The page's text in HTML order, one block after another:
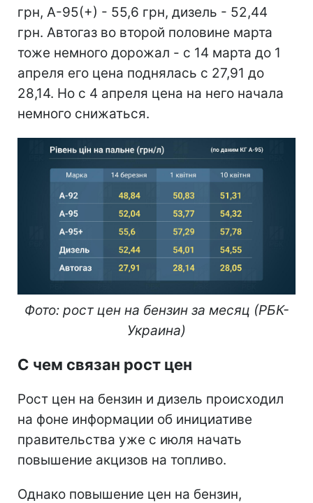
грн, А-95(+) - 55,6 грн, дизель - 52,44
грн. Автогаз во второй половине марта
тоже немного дорожал - с 14 марта до 1
апреля его цена поднялась с 27,91 до
28,14. Но с 4 апреля цена на него начала
немного снижаться.
Фото: рост цен на бензин за месяц (РБК-
Украина)
С чем связан рост цен
Рост цен на бензин и дизель происходил
на фоне информации об инициативе
правительства уже с июля начать
повышение акцизов на топливо.
Однако повышение цен на бензин,